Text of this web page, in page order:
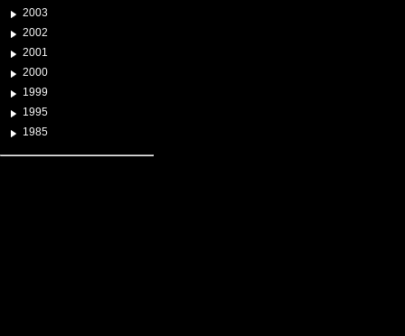
2003
2002
2001
2000
1999
1995
1985